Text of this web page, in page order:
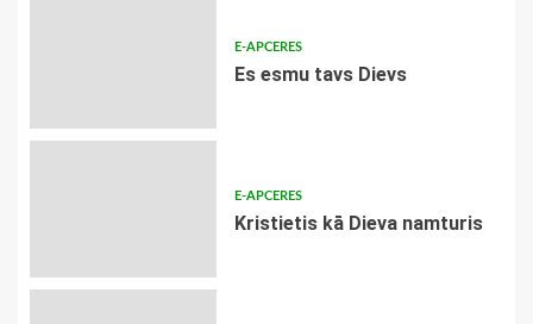
E-APCERES
Es esmu tavs Dievs
E-APCERES
Kristietis kā Dieva namturis